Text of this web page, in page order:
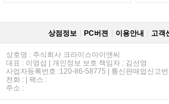
상점정보 PC버젼 이용안내 고객
상호명 : 주식회사 크라이스아이앤씨
대표 : 이영섭 | 개인정보 보호 책임자 : 김선영
사업자등록번호 :120-86-58775 | 통신판매업신고
전화 : | 팩스 :
주소 :